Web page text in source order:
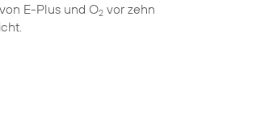
E-Plus und O2 vor zehn